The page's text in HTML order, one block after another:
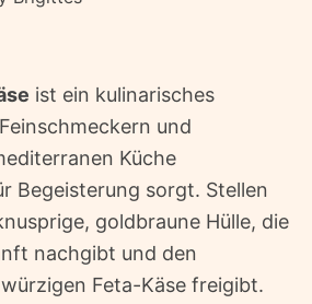
ist ein kulinarisches
und
Küche
Begeisterung sorgt. Stellen
goldbraune Hülle, die
nachgibt und den
Feta-Käse freigibt.